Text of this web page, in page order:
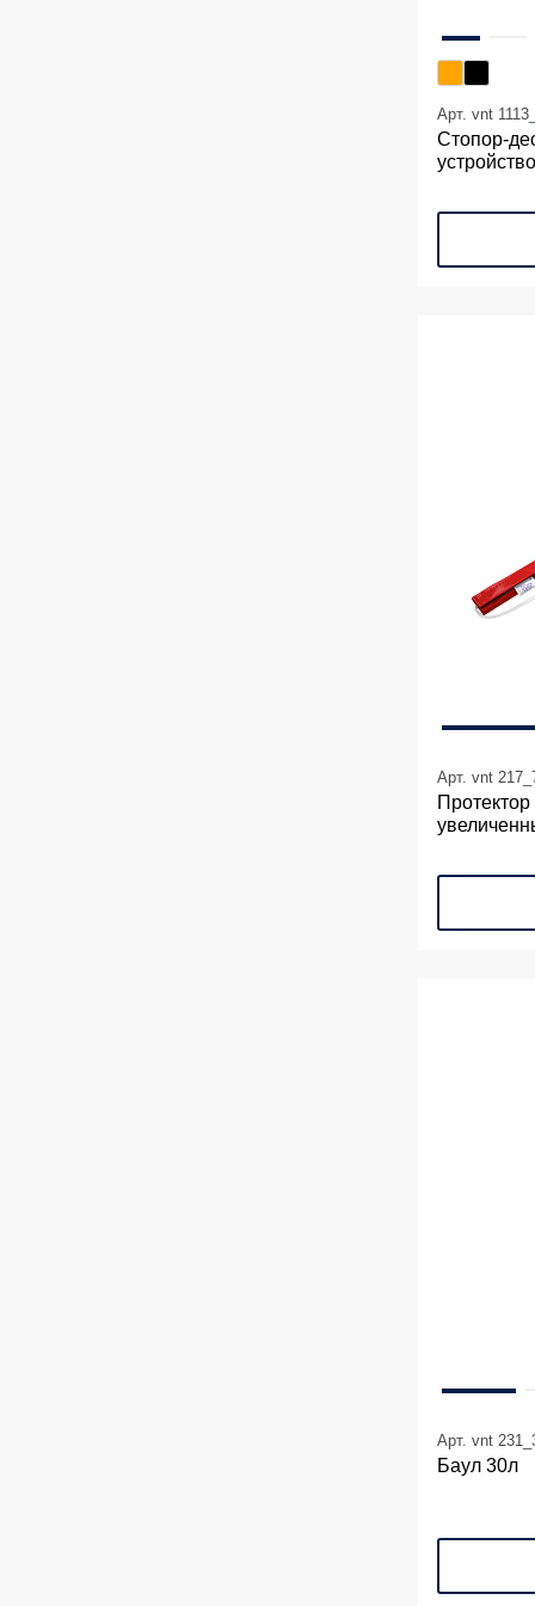
Арт. vnt
Стопор-
устройство
Арт. vnt
Арт. vnt
Баул 30л